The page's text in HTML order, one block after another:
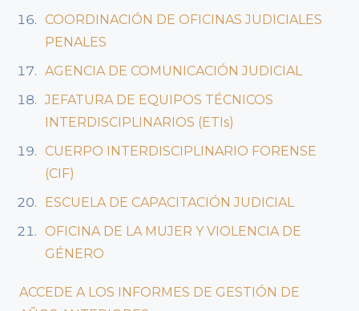
COORDINACIÓN DE OFICINAS JUDICIALES
PENALES
AGENCIA DE COMUNICACIÓN JUDICIAL
JEFATURA DE EQUIPOS TÉCNICOS
INTERDISCIPLINARIOS (ETIs)
CUERPO INTERDISCIPLINARIO FORENSE
(CIF)
ESCUELA DE CAPACITACIÓN JUDICIAL
OFICINA DE LA MUJER Y VIOLENCIA DE
GÉNERO
ACCEDE A LOS INFORMES DE GESTIÓN DE